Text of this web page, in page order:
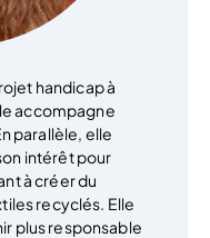
handicap à
accompagne
parallèle, elle
intérêt pour
à créer du
recyclés. Elle
plus responsable